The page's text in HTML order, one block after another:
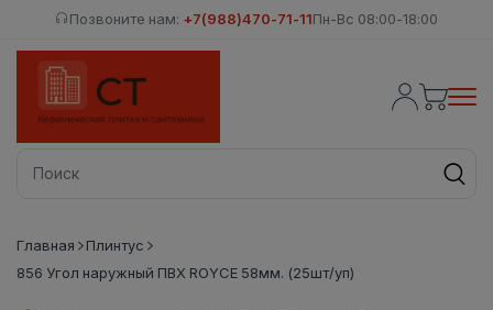
Позвоните нам: +7(988)470-71-11Пн-Вс 08:00-18:00
Главная
Плинтус
856 Угол наружный ПВХ ROYCE 58мм. (25шт/уп)